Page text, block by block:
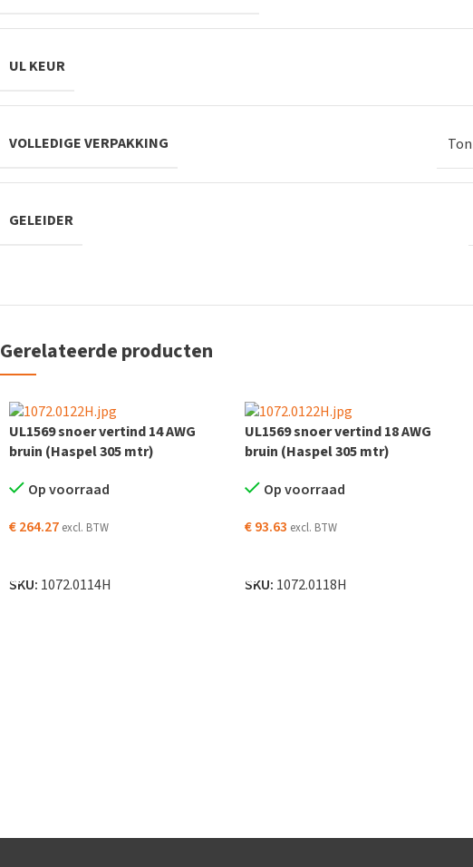
UL KEUR
VOLLEDIGE VERPAKKING
GELEIDER
Gerelateerde producten
UL1569 snoer vertind 14 AWG
bruin (Haspel 305 mtr)
Op voorraad
€264.27 excl. BTW
SKU: 1072.0114H
UL1569 snoer vertind 18 AWG
bruin (Haspel 305 mtr)
Op voorraad
€93.63 excl. BTW
SKU: 1072.0118H